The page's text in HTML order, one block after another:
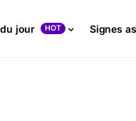
jour HOT Signes